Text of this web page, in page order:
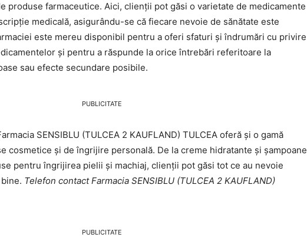
produse farmaceutice. Aici, clienții pot găsi o varietate de medicamente
medicală, asigurându-se că fiecare nevoie de sănătate este
este mereu disponibil pentru a oferi sfaturi și îndrumări cu privire
și pentru a răspunde la orice întrebări referitoare la
sau efecte secundare posibile.
PUBLICITATE
SENSIBLU (TULCEA 2 KAUFLAND) TULCEA oferă și o gamă
cosmetice și de îngrijire personală. De la creme hidratante și șampoane
pentru îngrijirea pielii și machiaj, clienții pot găsi tot ce au nevoie
Telefon contact Farmacia SENSIBLU (TULCEA 2 KAUFLAND)
PUBLICITATE